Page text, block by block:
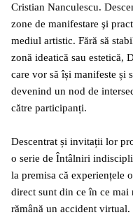
Cristian Nanculescu.
zone de manifestare şi
mediul artistic. Fără să
zonă ideatică sau estetică,
care vor să își manifeste și
devenind un nod de
către participanți.
Descentrat și invitații lor
o serie de Întâlniri
la premisa că experiențele
direct sunt din ce în ce mai
rămână un accident